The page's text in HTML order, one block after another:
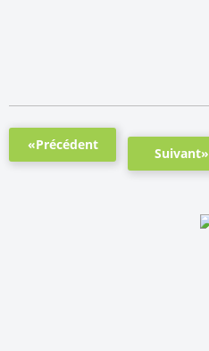
«Précédent
Suivant»